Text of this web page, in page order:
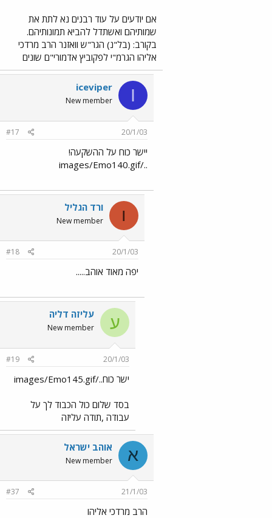
אם יודעים על עוד רבנים נא לתת את
שמותיהם ואשתדל להביא תמונותיהם.
בקורב: (בל"נ) הגר"ש וואזנר הרב מרדכי
אליהו הגרמ"י לפקוביץ אדמורי"ם שונים
I
iceviper
New member
20/1/03
#17
יישר כוח על ההשקעה!
../images/Emo140.gif
ו ורד הגליל
New member
20/1/03
#18
יפה מאוד אוהב.....
ע עליזה דליה
New member
20/1/03
#19
ישר כוח../images/Emo145.gif
בסד שלום כול הכבוד לך על
עבודה ,תודה עליזה
א אוהב ישראל
New member
21/1/03
#37
הרב מרדכי אליהו